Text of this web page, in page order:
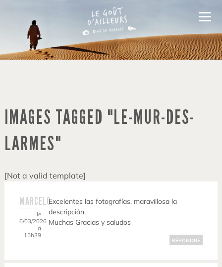
IMAGES TAGGED "LE-MUR-DES-
LARMES"
[Not a valid template]
MARCELO
le
6/03/2026
à
15h39
Excelentes las fotografías, maravillosa la
descripción.
Muchas Gracias y saludos
RÉPONDRE